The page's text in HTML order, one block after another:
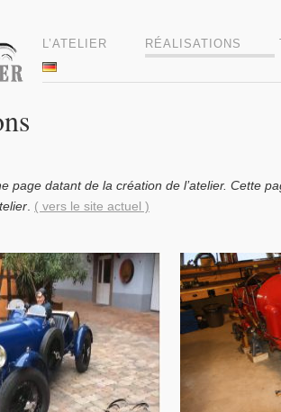
L’ATELIER RÉALISATIONS
page datant de la création de l’atelier. Cette
( vers le site actuel )